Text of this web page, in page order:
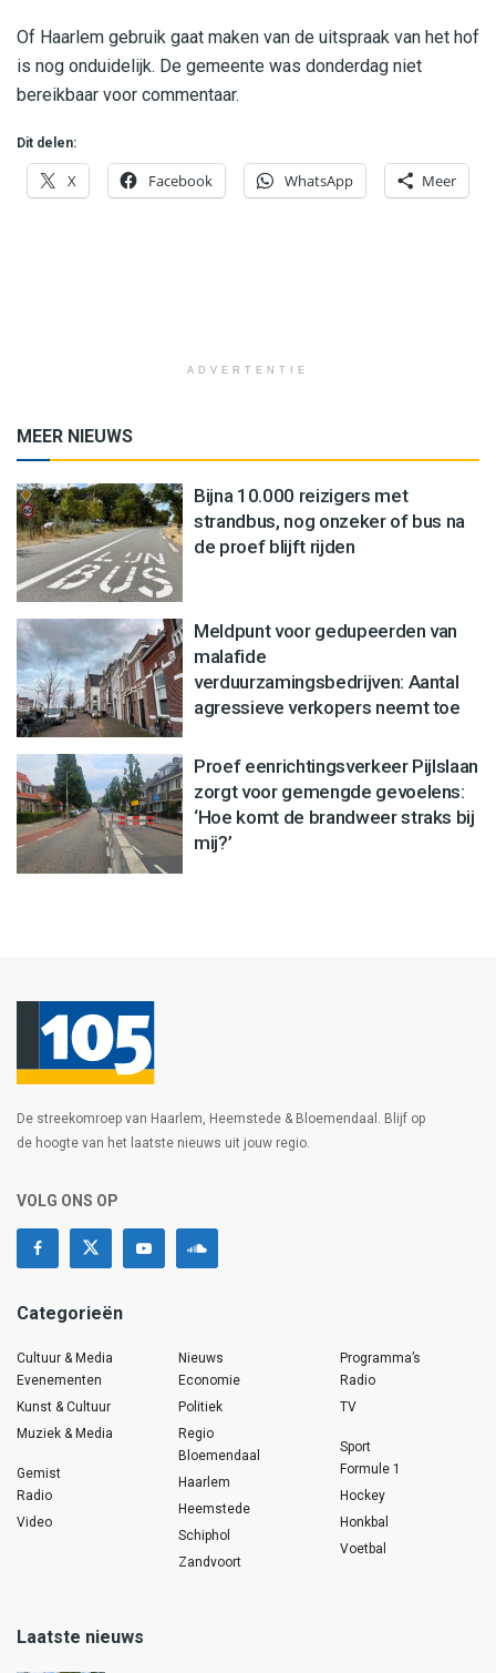
Of Haarlem gebruik gaat maken van de uitspraak van het hof
is nog onduidelijk. De gemeente was donderdag niet
bereikbaar voor commentaar.
Dit delen:
X Facebook WhatsApp Meer
ADVERTENTIE
MEER NIEUWS
Bijna 10.000 reizigers met
strandbus, nog onzeker of bus na
de proef blijft rijden
Meldpunt voor gedupeerden van
malafide
verduurzamingsbedrijven: Aantal
agressieve verkopers neemt toe
Proef eenrichtingsverkeer Pijlslaan
zorgt voor gemengde gevoelens:
‘Hoe komt de brandweer straks bij
mij?’
De streekomroep van Haarlem, Heemstede & Bloemendaal. Blijf op
de hoogte van het laatste nieuws uit jouw regio.
VOLG ONS OP
Categorieën
Cultuur & Media
Evenementen
Kunst & Cultuur
Muziek & Media
Gemist
Radio
Video
Nieuws
Economie
Politiek
Regio
Bloemendaal
Haarlem
Heemstede
Schiphol
Zandvoort
Programma’s
Radio
TV
Sport
Formule 1
Hockey
Honkbal
Voetbal
Laatste nieuws